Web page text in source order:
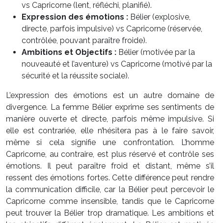
vs Capricorne (lent, réfléchi, planifié).
Expression des émotions : Bélier (explosive,
directe, parfois impulsive) vs Capricorne (réservée,
contrôlée, pouvant paraître froide).
Ambitions et Objectifs : Bélier (motivée par la
nouveauté et l’aventure) vs Capricorne (motivé par la
sécurité et la réussite sociale).
L’expression des émotions est un autre domaine de
divergence. La femme Bélier exprime ses sentiments de
manière ouverte et directe, parfois même impulsive. Si
elle est contrariée, elle n’hésitera pas à le faire savoir,
même si cela signifie une confrontation. L’homme
Capricorne, au contraire, est plus réservé et contrôle ses
émotions. Il peut paraître froid et distant, même s’il
ressent des émotions fortes. Cette différence peut rendre
la communication difficile, car la Bélier peut percevoir le
Capricorne comme insensible, tandis que le Capricorne
peut trouver la Bélier trop dramatique. Les ambitions et